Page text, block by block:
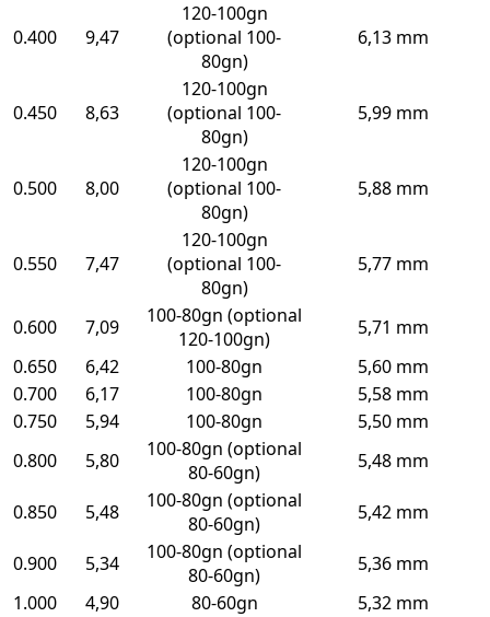
0.400 9,47
120-100gn
(optional 100-
80gn)
6,13 mm
0.450 8,63
120-100gn
(optional 100-
80gn)
5,99 mm
0.500 8,00
120-100gn
(optional 100-
80gn)
5,88 mm
0.550 7,47
120-100gn
(optional 100-
80gn)
5,77 mm
0.600 7,09
100-80gn (optional
120-100gn)
5,71 mm
0.650
6,42 100-80gn
5,60 mm
0.700
6,17 100-80gn
5,58 mm
0.750
5,94 100-80gn
5,50 mm
0.800
5,80
100-80gn (optional
80-60gn)
5,48 mm
0.850 5,48
100-80gn (optional
80-60gn)
5,42 mm
0.900 5,34
100-80gn (optional
80-60gn)
5,36 mm
1.000
4,90 80-60gn
5,32 mm